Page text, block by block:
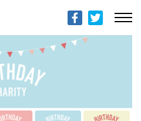
Foundation）
ァンデーション）について
概要
& ACTITIVIES